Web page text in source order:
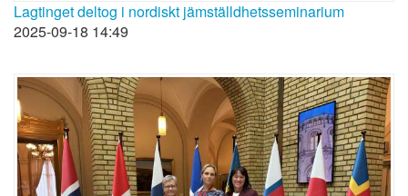
Lagtinget deltog i nordiskt jämställdhetsseminarium
2025-09-18 14:49